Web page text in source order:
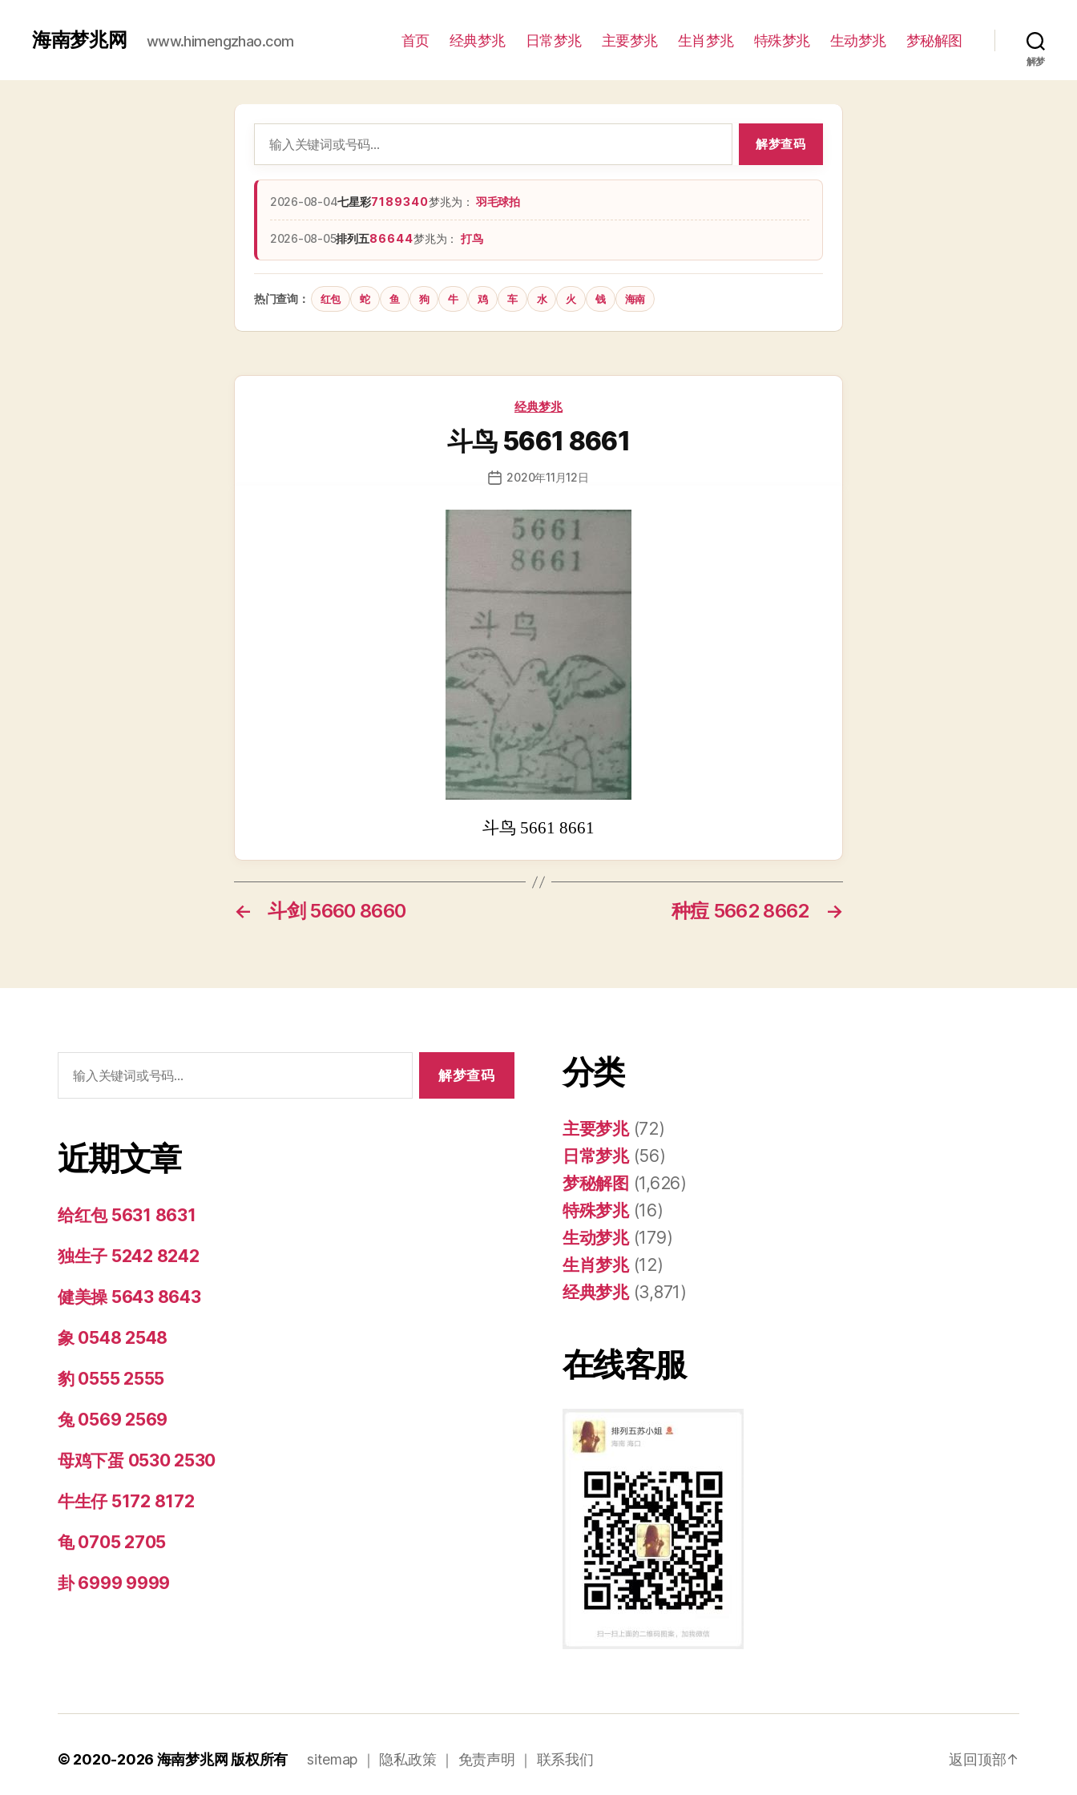
海南梦兆网 www.himengzhao.com 首页 经典梦兆 日常梦兆 主要梦兆 生肖梦兆 特殊梦兆 生动梦兆 梦秘解图
解梦
解梦查码
2026-08-04七星彩7189340梦兆为：羽毛球拍
2026-08-05排列五86644梦兆为： 打鸟
热门查询： 红包 蛇 鱼 狗 牛 鸡 车 水 火 钱 海南
分
经典梦兆
斗鸟 5661 8661
发
日
2020年11月12日
斗鸟 5661 8661
← 斗剑 5660 8660 →
种痘 5662 8662
索：
近期文章
给红包 5631 8631
独生子 5242 8242
健美操 5643 8643
象 0548 2548
豹 0555 2555
兔 0569 2569
母鸡下蛋 0530 2530
牛生仔 5172 8172
龟 0705 2705
卦 6999 9999
分类
主要梦兆(72)
日常梦兆(56)
梦秘解图 (1,626)
特殊梦兆(16)
生动梦兆(179)
生肖梦兆(12)
经典梦兆(3,871)
在线客服
© 2020-2026 海南梦兆网 版权所有 sitemap ｜ 隐私政策 ｜ 免责声明 ｜ 联系我们 返回顶部↑